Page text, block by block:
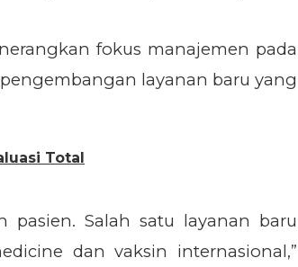
fokus manajemen pada
layanan baru yang
Total
pasien. Salah satu layanan baru
dan vaksin internasional,”